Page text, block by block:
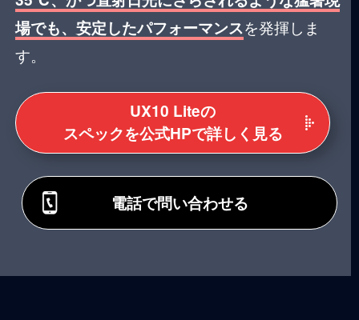
場でも、安定したパフォーマンスを発揮しま
す。
UX10 Liteの
スペックを公式HPで詳しく見る
電話で問い合わせる